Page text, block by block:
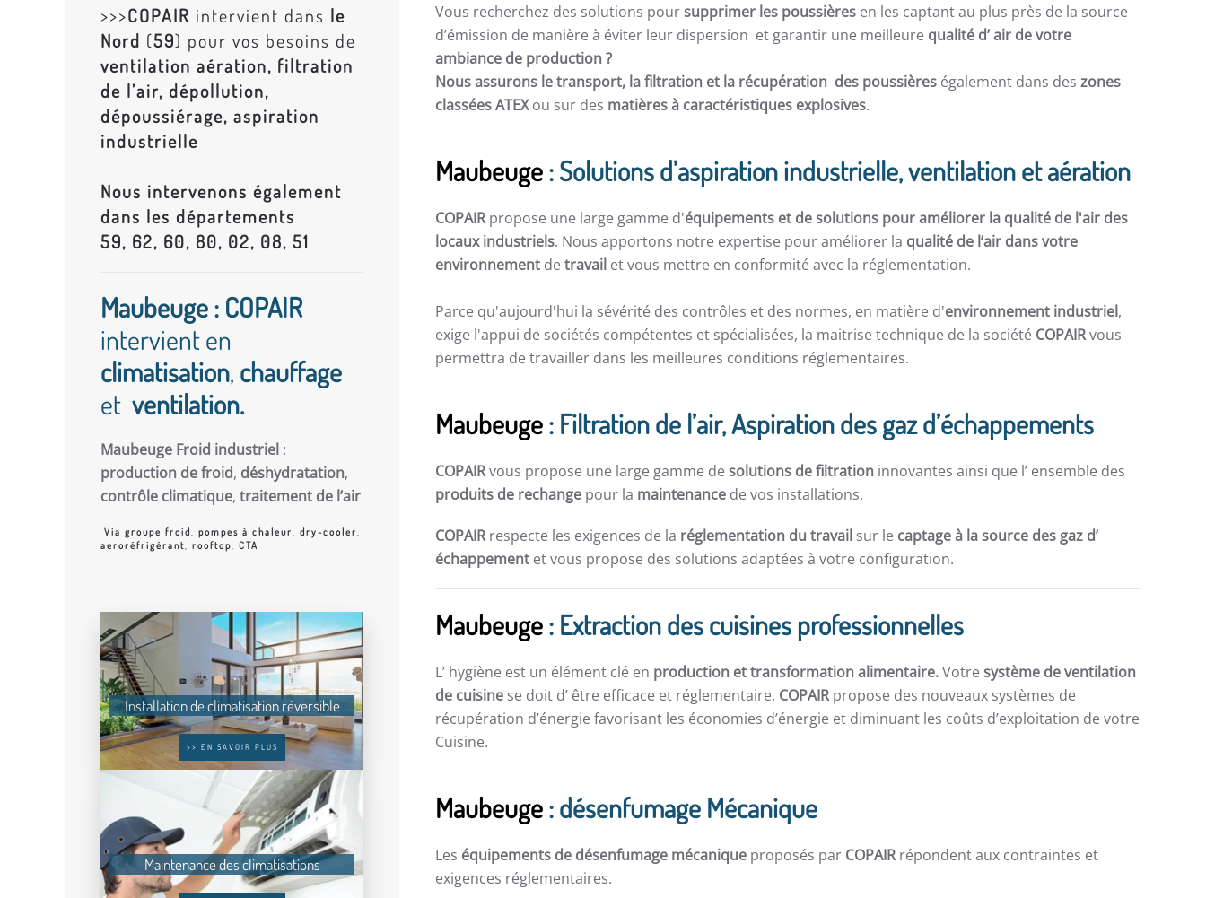
>>>COPAIR intervient dans le
Nord (59) pour vos besoins de
ventilation aération, filtration
de l’air, dépollution,
dépoussiérage, aspiration
industrielle
Nous intervenons également
dans les départements
59, 62, 60, 80, 02, 08, 51
Maubeuge : COPAIR
intervient en
climatisation, chauffage
et ventilation.
Maubeuge Froid industriel :
production de froid, déshydratation,
contrôle climatique, traitement de l’air
Via groupe froid pompes à chaleur dry-cooler
aeroréfrigérant
rooftop CTA
Installation de climatisation réversible
>> EN SAVOIR PLUS
Maintenance des climatisations
Vous recherchez des solutions poursupprimer les poussières en les captant au plus près de la source
d’émission de manière à éviter leur dispersion et garantir une meilleure qualité d’ air de votre
ambiance de production ?
Nous assurons le transport, la filtration et la récupération des poussières également dans deszones
classées ATEXou sur des matières à caractéristiques explosives.
Maubeuge: Solutions d’aspiration industrielle, ventilation et aération
COPAIRpropose une large gamme d'équipements et de solutions pour améliorer la qualité de l'air des
locaux industriels. Nous apportons notre expertise pour améliorer la qualité de l’air dans votre
environnement detravail et vous mettre en conformité avec la réglementation.
Parce qu'aujourd'hui la sévérité des contrôles et des normes, en matière d'environnement industriel,
exige l'appui de sociétés compétentes et spécialisées, la maitrise technique de la société COPAIRvous
permettra de travailler dans les meilleures conditions réglementaires.
Maubeuge: Filtration de l’air, Aspiration des gaz d’échappements
COPAIRvous propose une large gamme desolutions de filtration innovantes ainsi que l’ ensemble des
produits de rechange pour la maintenance de vos installations.
COPAIRrespecte les exigences de la réglementation du travail sur le captage à la source des gaz d’
échappement et vous propose des solutions adaptées à votre configuration.
Maubeuge: Extraction des cuisines professionnelles
L’ hygiène est un élément clé en production et transformation alimentaire.Votresystème de ventilation
de cuisine se doit d’ être efficace et réglementaire. COPAIRpropose des nouveaux systèmes de
récupération d’énergie favorisant les économies d’énergie et diminuant les coûts d’exploitation de votre
Cuisine.
Maubeuge: désenfumage Mécanique
Les équipements de désenfumage mécanique proposés par COPAIRrépondent aux contraintes et
exigences réglementaires.